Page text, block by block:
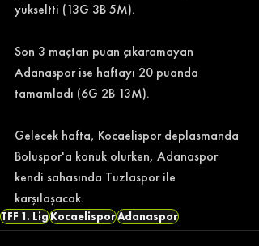
yükseltti (13G 3B 5M).
Son 3 maçtan puan çıkaramayan
Adanaspor ise haftayı 20 puanda
tamamladı (6G 2B 13M).
Gelecek hafta, Kocaelispor deplasmanda
Boluspor'a konuk olurken, Adanaspor
kendi sahasında Tuzlaspor ile
karşılaşacak.
TFF 1. LigKocaelisporAdanaspor